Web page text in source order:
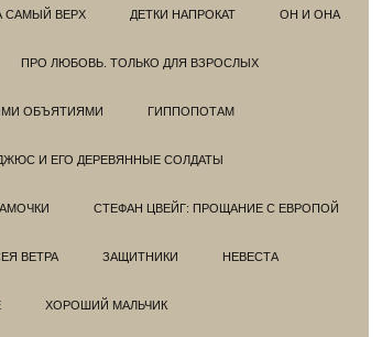
САМЫЙ ВЕРХ ДЕТКИ НАПРОКАТ ОН И ОНА
ПРО ЛЮБОВЬ. ТОЛЬКО ДЛЯ ВЗРОСЛЫХ
ОБЪЯТИЯМИ ГИППОПОТАМ
И ЕГО ДЕРЕВЯННЫЕ СОЛДАТЫ
СТЕФАН ЦВЕЙГ: ПРОЩАНИЕ С ЕВРОПОЙ
ВЕТРА ЗАЩИТНИКИ НЕВЕСТА
ХОРОШИЙ МАЛЬЧИК